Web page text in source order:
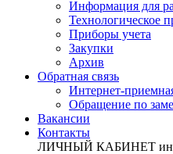
Информация для
Технологическое
Приборы учета
Закупки
Архив
Обратная связь
Интернет-
Обращение по
Вакансии
Контакты
ЛИЧНЫЙ КАБИНЕТ